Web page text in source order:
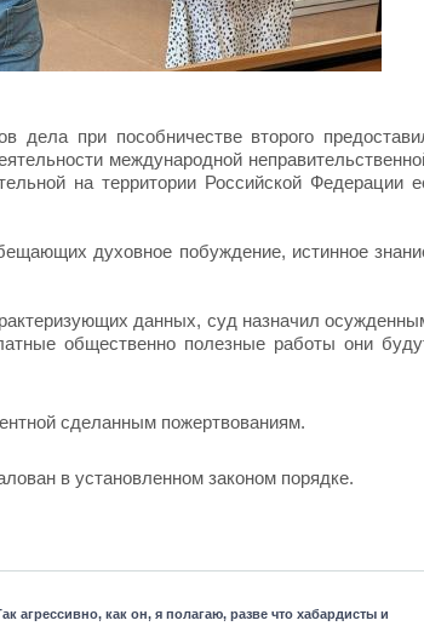
дела при пособничестве второго
международной
на территории Российской Федерации
духовное побуждение, истинное
данных, суд назначил
общественно полезные работы они
сделанным пожертвованиям.
в установленном законом порядке.
агрессивно, как он, я полагаю, разве что хабардисты и